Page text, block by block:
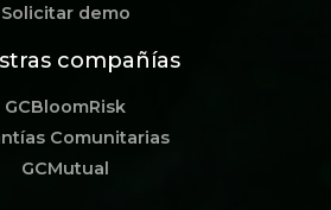
Solicitar demo
compañías
GCBloomRisk
Comunitarias
GCMutual